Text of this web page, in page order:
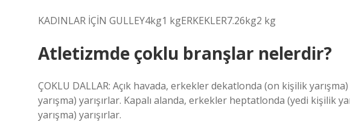
KADINLAR İÇİN GULLEY4kg1 kgERKEKLER7.26kg2 kg
Atletizmde çoklu branşlar nelerdir?
ÇOKLU DALLAR: Açık havada, erkekler dekatlonda (on kişilik
yarışma) yarışırlar. Kapalı alanda, erkekler heptatlonda (yedi kişilik
yarışma) yarışırlar.